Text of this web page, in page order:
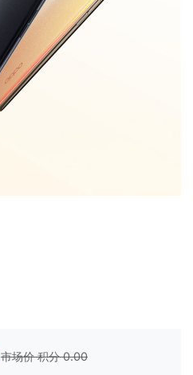
市场价 积分0.00